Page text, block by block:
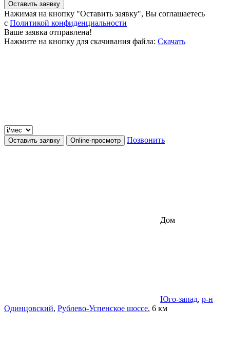
Оставить заявку
Нажимая на кнопку "Оставить заявку", Вы соглашаетесь
c Политикой конфиденциальности
Ваше заявка отправлена!
Нажмите на кнопку для скачивания файла: Скачать
Оставить заявку Online-просмотр Позвонить
Дом
Юго-запад, р-н
Одинцовский, Рублево-Успенское шоссе, 6 км